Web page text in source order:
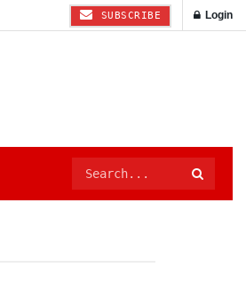
SUBSCRIBE Login